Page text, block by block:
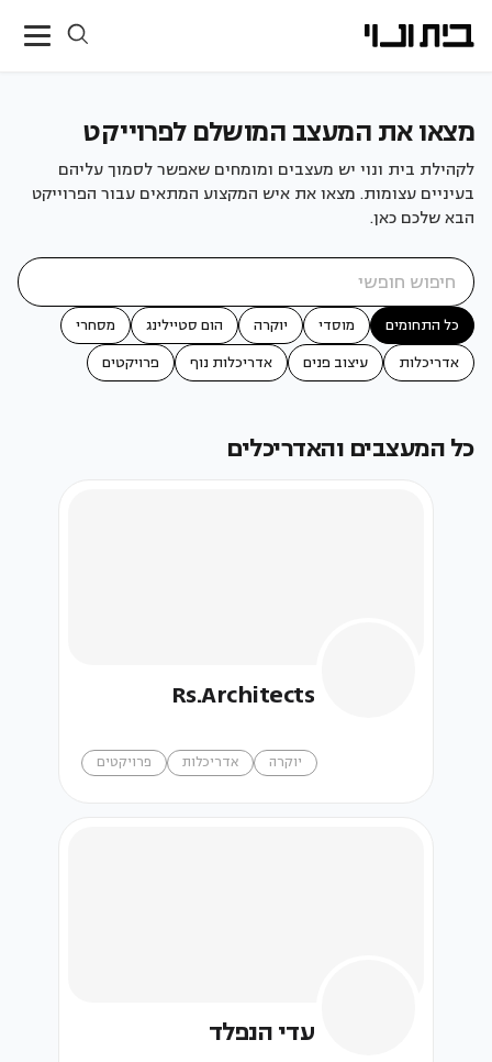
מצאו את המעצב המושלם לפרוייקט
לקהילת בית ונוי יש מעצבים ומומחים שאפשר לסמוך עליהם
בעיניים עצומות. מצאו את איש המקצוע המתאים עבור הפרוייקט
הבא שלכם כאן.
כל התחומים מוסדי יוקרה הום סטיילינג
מסחרי
אדריכלות
עיצוב פנים אדריכלות נוף פרויקטים
כל המעצבים והאדריכלים
Rs.Architects
יוקרה אדריכלות פרויקטים
עדי הנפלד